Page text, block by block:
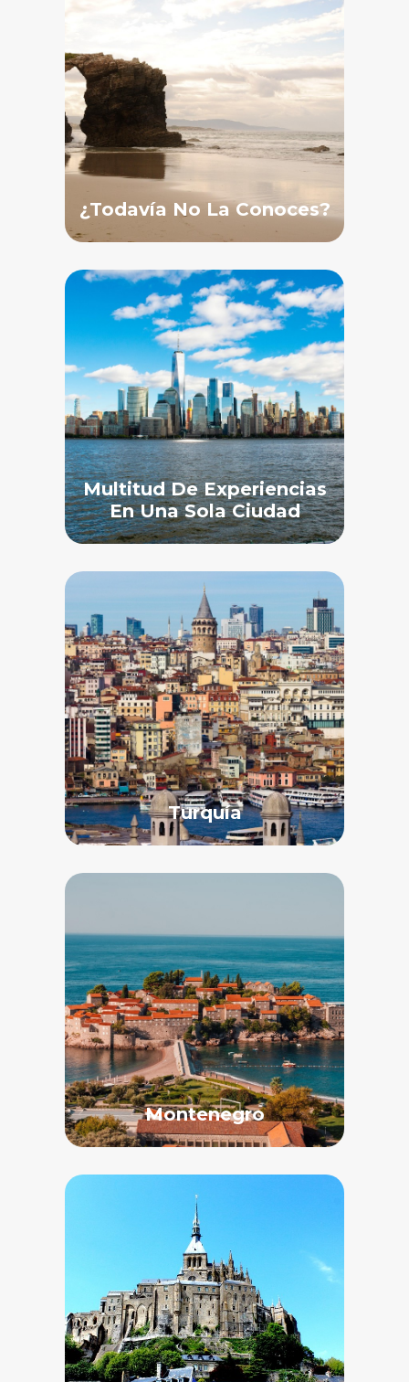
¿Todavía No La Conoces?
Multitud De Experiencias
En Una Sola Ciudad
Turquía
Montenegro